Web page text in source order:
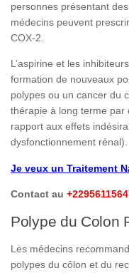
personnes présentant
médecins peuvent
COX-2.
L’aspirine et les
formation de nouveaux
polypes ou un cancer du
thérapie à long terme par
rapport aux effets
dysfonctionnement rénal).
Je veux un Traitement
Contact au
Polype du Colon
Les médecins
polypes du côlon et du